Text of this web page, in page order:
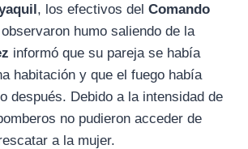
, los efectivos del Comando
observaron humo saliendo de la
informó que su pareja se había
habitación y que el fuego había
después. Debido a la intensidad de
no pudieron acceder de
a la mujer.